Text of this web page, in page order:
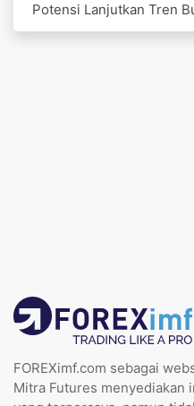
Potensi Lanjutkan Tren
FOREXimf.com sebagai
Mitra Futures menyediakan